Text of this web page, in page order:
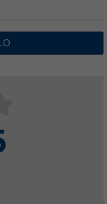
99
e chiavi per